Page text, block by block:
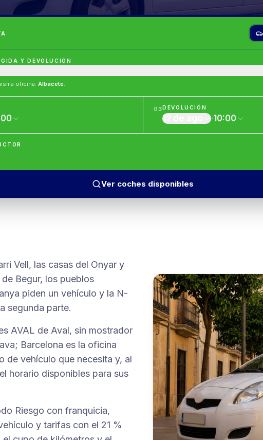
Y DEVOLUCIÓN
oficina:Albacete.
03DEVOLUCIÓN
12 de ago ·10:00
Ver coches disponibles
Vell, las casas del Onyar y
Begur, los pueblos
piden un vehículo y la N-
segunda parte.
AVAL de Aval, sin mostrador
Barcelona es la oficina
de vehículo que necesita y, al
horario disponibles para sus
Riesgo con franquicia,
y tarifas con el 21 %